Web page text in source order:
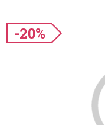
-20%